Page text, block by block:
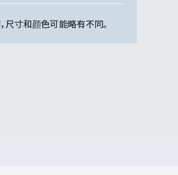
尺寸和颜色可能略有不同。